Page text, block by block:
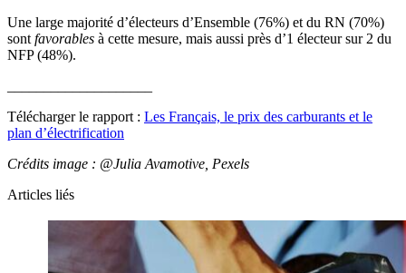
Une large majorité d’électeurs d’Ensemble (76%) et du RN (70%)
sont favorables à cette mesure, mais aussi près d’1 électeur sur 2 du
NFP (48%).
Télécharger le rapport : Les Français, le prix des carburants et le
plan d’électrification
Crédits image : @Julia Avamotive, Pexels
Articles liés